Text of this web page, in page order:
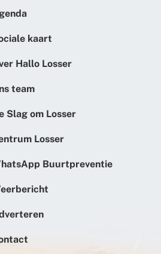
kaart
Hallo Losser
team
Slag om Losser
Losser
Buurtpreventie